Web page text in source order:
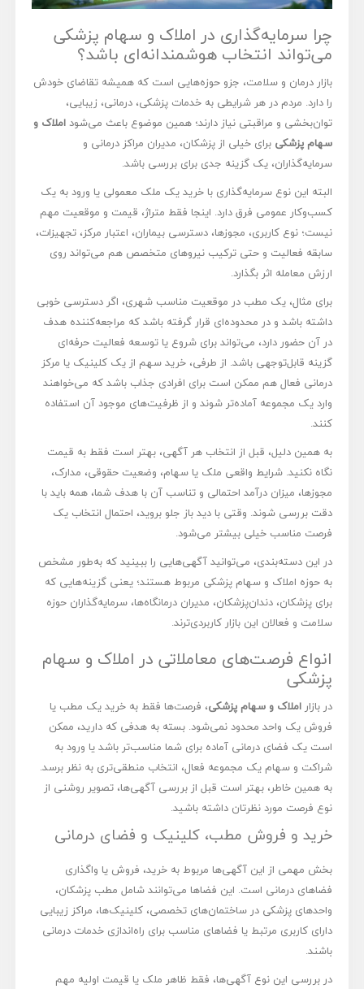
چرا سرمایه‌گذاری در املاک و سهام پزشکی
می‌تواند انتخاب هوشمندانه‌ای باشد؟
بازار درمان و سلامت، جزو حوزه‌هایی است که همیشه تقاضای خودش
را دارد. مردم در هر شرایطی به خدمات پزشکی، درمانی، زیبایی،
توان‌بخشی و مراقبتی نیاز دارند؛ همین موضوع باعث می‌شوداملاک و
سهام پزشکی برای خیلی از پزشکان، مدیران مراکز درمانی و
سرمایه‌گذاران، یک گزینه جدی برای بررسی باشد.
البته این نوع سرمایه‌گذاری با خرید یک ملک معمولی یا ورود به یک
کسب‌وکار عمومی فرق دارد. اینجا فقط متراژ، قیمت و موقعیت مهم
نیست؛ نوع کاربری، مجوزها، دسترسی بیماران، اعتبار مرکز، تجهیزات،
سابقه فعالیت و حتی ترکیب نیروهای متخصص هم می‌تواند روی
ارزش معامله اثر بگذارد.
برای مثال، یک مطب در موقعیت مناسب شهری، اگر دسترسی خوبی
داشته باشد و در محدوده‌ای قرار گرفته باشد که مراجعه‌کننده هدف
در آن حضور دارد، می‌تواند برای شروع یا توسعه فعالیت حرفه‌ای
گزینه قابل‌توجهی باشد. از طرفی، خرید سهم از یک کلینیک یا مرکز
درمانی فعال هم ممکن است برای افرادی جذاب باشد که می‌خواهند
وارد یک مجموعه آماده‌تر شوند و از ظرفیت‌های موجود آن استفاده
کنند.
به همین دلیل، قبل از انتخاب هر آگهی، بهتر است فقط به قیمت
نگاه نکنید. شرایط واقعی ملک یا سهام، وضعیت حقوقی، مدارک،
مجوزها، میزان درآمد احتمالی و تناسب آن با هدف شما، همه باید با
دقت بررسی شوند. وقتی با دید باز جلو بروید، احتمال انتخاب یک
فرصت مناسب خیلی بیشتر می‌شود.
در این دسته‌بندی، می‌توانید آگهی‌هایی را ببینید که به‌طور مشخص
به حوزه املاک و سهام پزشکی مربوط هستند؛ یعنی گزینه‌هایی که
برای پزشکان، دندان‌پزشکان، مدیران درمانگاه‌ها، سرمایه‌گذاران حوزه
سلامت و فعالان این بازار کاربردی‌ترند.
انواع فرصت‌های معاملاتی در املاک و سهام
پزشکی
در بازاراملاک و سهام پزشکی، فرصت‌ها فقط به خرید یک مطب یا
فروش یک واحد محدود نمی‌شود. بسته به هدفی که دارید، ممکن
است یک فضای درمانی آماده برای شما مناسب‌تر باشد یا ورود به
شراکت و سهام یک مجموعه فعال، انتخاب منطقی‌تری به نظر برسد.
به همین خاطر، بهتر است قبل از بررسی آگهی‌ها، تصویر روشنی از
نوع فرصت مورد نظرتان داشته باشید.
خرید و فروش مطب، کلینیک و فضای درمانی
بخش مهمی از این آگهی‌ها مربوط به خرید، فروش یا واگذاری
فضاهای درمانی است. این فضاها می‌توانند شامل مطب پزشکان،
واحدهای پزشکی در ساختمان‌های تخصصی، کلینیک‌ها، مراکز زیبایی
دارای کاربری مرتبط یا فضاهای مناسب برای راه‌اندازی خدمات درمانی
باشند.
در بررسی این نوع آگهی‌ها، فقط ظاهر ملک یا قیمت اولیه مهم